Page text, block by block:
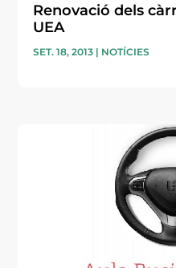
Renovació dels
UEA
SET. 18, 2013 | NOTÍCIES